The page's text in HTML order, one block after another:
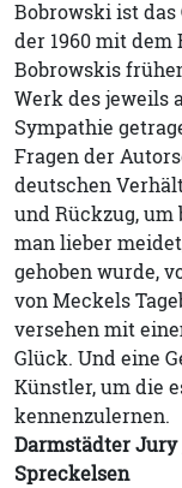
Bobrowski ist
der 1960 mit dem
Bobrowskis
Werk des jeweils
Sympathie
Fragen der
deutschen
und Rückzug, um
man lieber
gehoben wurde,
von Meckels
versehen mit
Glück. Und eine
Künstler, um die
kennenzulernen.
Darmstädter Jury
Spreckelsen